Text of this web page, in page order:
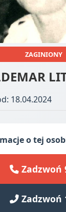
ZAGINIONY
18.04.2024
o tej
Zadzwoń
Zadzwoń